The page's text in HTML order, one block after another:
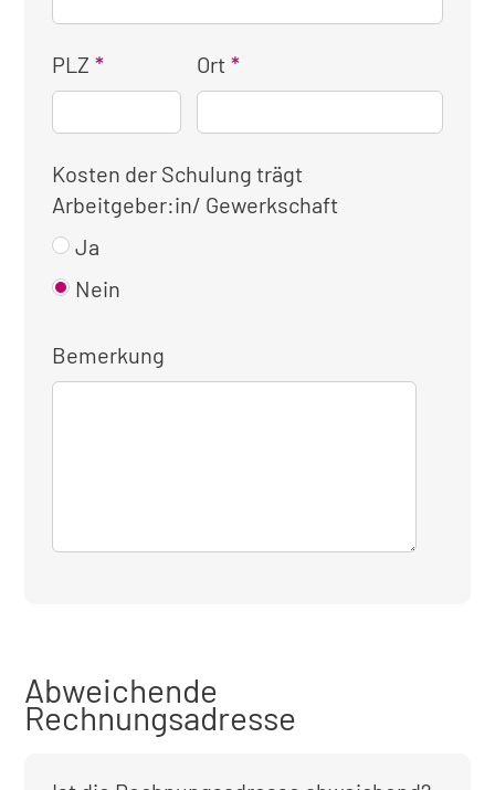
PLZ Ort
Kosten der Schulung trägt
Arbeitgeber:in/ Gewerkschaft
Ja
Nein
Bemerkung
Abweichende
Rechnungsadresse